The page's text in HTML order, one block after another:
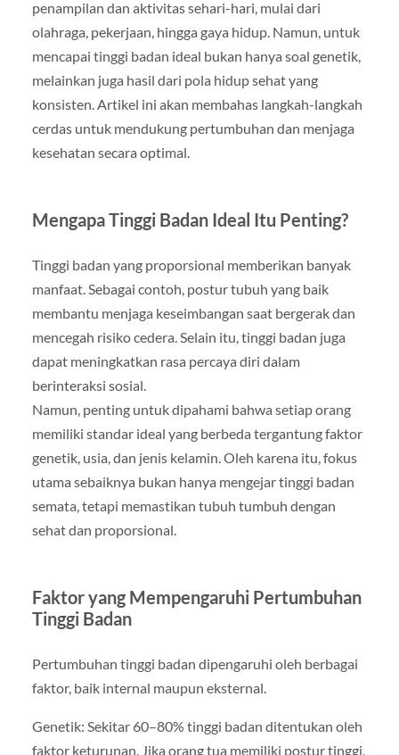
penampilan dan aktivitas sehari-hari, mulai dari
olahraga, pekerjaan, hingga gaya hidup. Namun, untuk
mencapai tinggi badan ideal bukan hanya soal genetik,
melainkan juga hasil dari pola hidup sehat yang
konsisten. Artikel ini akan membahas langkah-langkah
cerdas untuk mendukung pertumbuhan dan menjaga
kesehatan secara optimal.
Mengapa Tinggi Badan Ideal Itu Penting?
Tinggi badan yang proporsional memberikan banyak
manfaat. Sebagai contoh, postur tubuh yang baik
membantu menjaga keseimbangan saat bergerak dan
mencegah risiko cedera. Selain itu, tinggi badan juga
dapat meningkatkan rasa percaya diri dalam
berinteraksi sosial.
Namun, penting untuk dipahami bahwa setiap orang
memiliki standar ideal yang berbeda tergantung faktor
genetik, usia, dan jenis kelamin. Oleh karena itu, fokus
utama sebaiknya bukan hanya mengejar tinggi badan
semata, tetapi memastikan tubuh tumbuh dengan
sehat dan proporsional.
Faktor yang Mempengaruhi Pertumbuhan
Tinggi Badan
Pertumbuhan tinggi badan dipengaruhi oleh berbagai
faktor, baik internal maupun eksternal.
Genetik: Sekitar 60–80% tinggi badan ditentukan oleh
faktor keturunan. Jika orang tua memiliki postur tinggi,